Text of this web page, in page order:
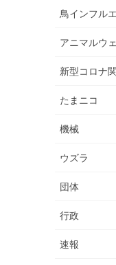
鳥インフル
アニマルウ
新型コロナ
たまニコ
機械
ウズラ
団体
行政
速報